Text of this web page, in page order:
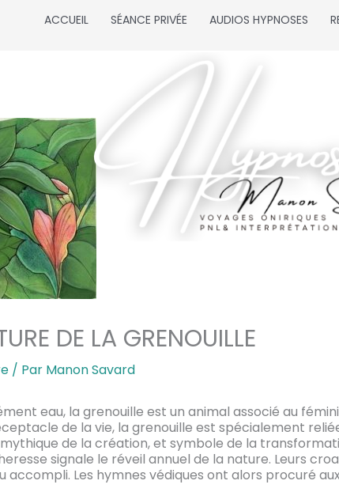
ACCUEIL SÉANCE PRIVÉE AUDIOS HYPNOSES
DE LA GRENOUILLE
/ Par Manon Savard
eau, la grenouille est un animal associé au
de la vie, la grenouille est spécialement
de la création, et symbole de la
signale le réveil annuel de la nature. Leurs
accompli. Les hymnes védiques ont alors procuré